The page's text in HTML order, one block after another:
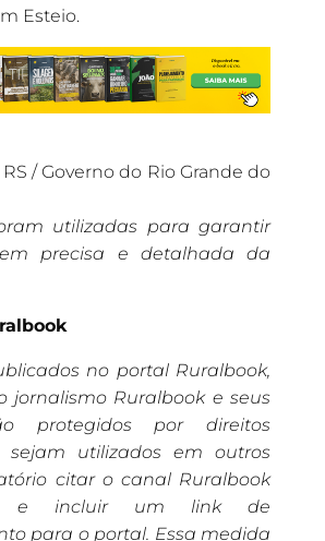
Esteio.
RS / Governo do Rio Grande do
utilizadas para garantir
precisa e detalhada da
no portal Ruralbook,
jornalismo Ruralbook e seus
protegidos por direitos
sejam utilizados em outros
citar o canal Ruralbook
e incluir um link de
para o portal. Essa medida